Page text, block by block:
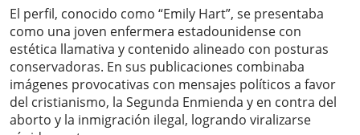
El perfil, conocido como “Emily Hart”, se presentaba
como una joven enfermera estadounidense con
estética llamativa y contenido alineado con posturas
conservadoras. En sus publicaciones combinaba
imágenes provocativas con mensajes políticos a favor
del cristianismo, la Segunda Enmienda y en contra del
aborto y la inmigración ilegal, logrando viralizarse